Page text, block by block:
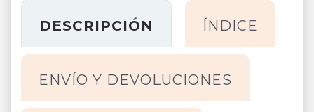
DESCRIPCIÓN ÍNDICE
ENVÍO Y DEVOLUCIONES